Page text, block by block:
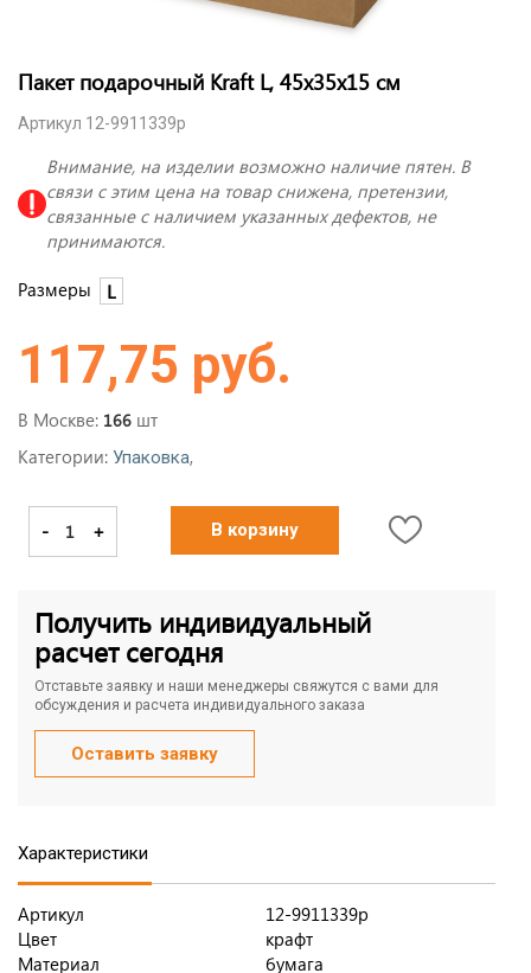
Пакет подарочный Kraft L, 45x35x15 см
Артикул 12-9911339p
Внимание, на изделии возможно наличие пятен. В
связи с этим цена на товар снижена, претензии,
связанные с наличием указанных дефектов, не
принимаются.
Размеры L
117,75 руб.
В Москве: 166 шт
Категории: Упаковка,
- + В корзину
Получить индивидуальный
расчет сегодня
Отставьте заявку и наши менеджеры свяжутся с вами для
обсуждения и расчета индивидуального заказа
Оставить заявку
Характеристики
Артикул
12-9911339p
Цвет
крафт
Материал
бумага